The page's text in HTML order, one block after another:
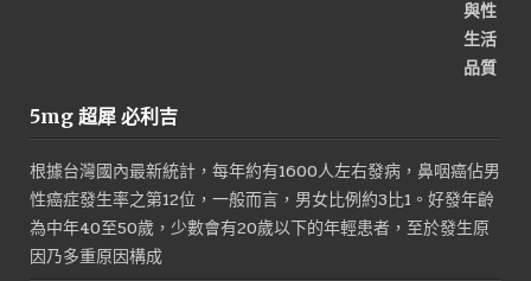
5mg 超犀 必利吉
根據台灣國內最新統計，每年約有1600人左右發病，鼻咽癌佔男
性癌症發生率之第12位，一般而言，男女比例約3比1。好發年齡
為中年40至50歲，少數會有20歲以下的年輕患者，至於發生原
因乃多重原因構成